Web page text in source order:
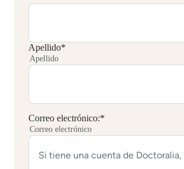
Apellido*
Apellido
Correo electrónico:*
Correo electrónico